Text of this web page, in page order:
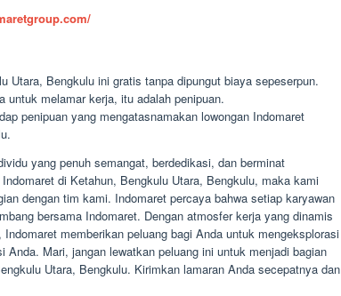
Utara, Bengkulu ini gratis tanpa dipungut biaya sepeserpun.
untuk melamar kerja, itu adalah penipuan.
penipuan yang mengatasnamakan lowongan Indomaret
yang penuh semangat, berdedikasi, dan berminat
di Ketahun, Bengkulu Utara, Bengkulu, maka kami
dengan tim kami. Indomaret percaya bahwa setiap karyawan
bersama Indomaret. Dengan atmosfer kerja yang dinamis
memberikan peluang bagi Anda untuk mengeksplorasi
Anda. Mari, jangan lewatkan peluang ini untuk menjadi bagian
Utara, Bengkulu. Kirimkan lamaran Anda secepatnya dan